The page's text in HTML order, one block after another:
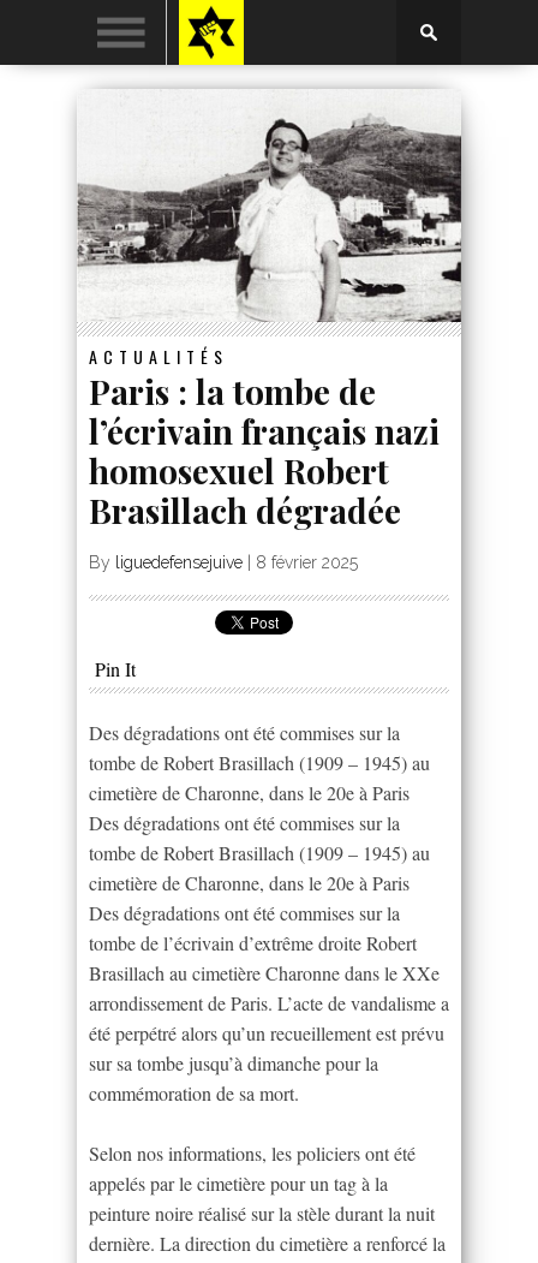
ACTUALITÉS
Paris : la tombe de
l’écrivain français nazi
homosexuel Robert
Brasillach dégradée
By liguedefensejuive 8 février 2025
Pin It
Des dégradations ont été commises sur la
tombe de Robert Brasillach (1909 – 1945) au
cimetière de Charonne, dans le 20e à Paris
Des dégradations ont été commises sur la
tombe de Robert Brasillach (1909 – 1945) au
cimetière de Charonne, dans le 20e à Paris
Des dégradations ont été commises sur la
tombe de l’écrivain d’extrême droite Robert
Brasillach au cimetière Charonne dans le XXe
arrondissement de Paris. L’acte de vandalisme a
été perpétré alors qu’un recueillement est prévu
sur sa tombe jusqu’à dimanche pour la
commémoration de sa mort.
Selon nos informations, les policiers ont été
appelés par le cimetière pour un tag à la
peinture noire réalisé sur la stèle durant la nuit
dernière. La direction du cimetière a renforcé la